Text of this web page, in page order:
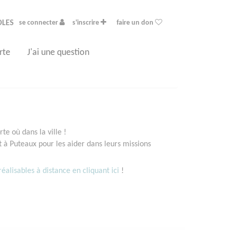
se connecter s'inscrire faire un don
J'ai une question
où dans la ville !
Puteaux pour les aider dans leurs missions
à distance en cliquant ici !